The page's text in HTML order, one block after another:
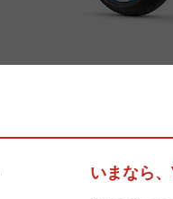
いまなら、